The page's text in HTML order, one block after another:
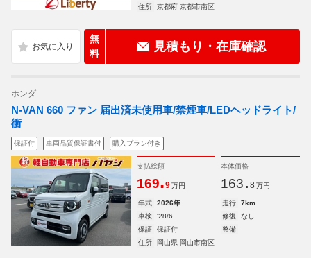
住所
京都府 京都市南区
無
料
見積もり・在庫確認
ホンダ
N-VAN 660 ファン 届出済未使用車/禁煙車/LEDヘッドライト/
衝
保証付 車両品質保証書付 購入プラン付き
支払総額
169.9 万円
本体価格
163. 8 万円
年式 2026年 走行
7km
車検
'28/6 修復
なし
保証
保証付 整備
-
住所
岡山県 岡山市南区